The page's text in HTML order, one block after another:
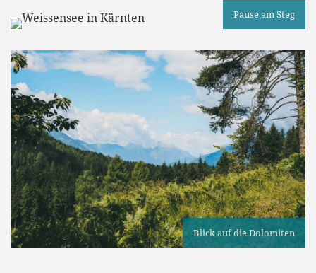
Pause am Steg
Blick auf die Dolomiten